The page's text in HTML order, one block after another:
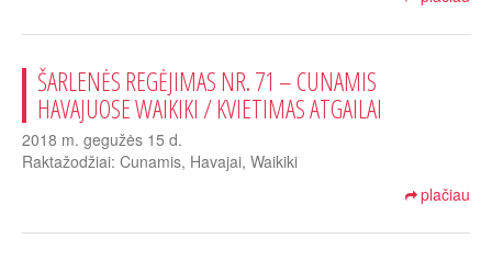
ŠARLENĖS REGĖJIMAS NR. 71 – CUNAMIS
HAVAJUOSE WAIKIKI / KVIETIMAS ATGAILAI
2018 m. gegužės 15 d.
Raktažodžiai: Cunamis, Havajai, Waikiki
plačiau